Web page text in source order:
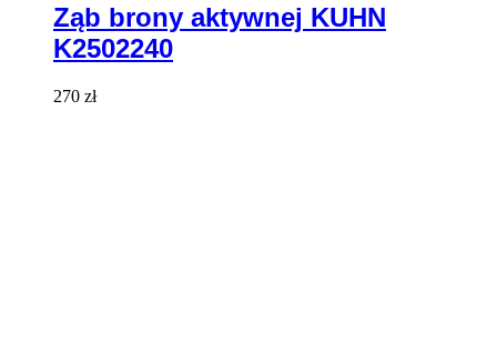
Ząb brony aktywnej KUHN
K2502240
270 zł